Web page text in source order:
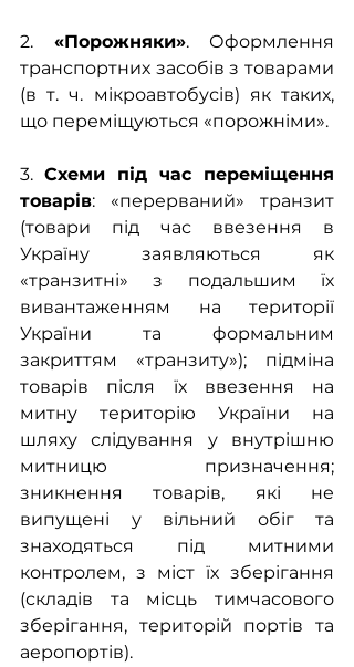
2. «Порожняки». Оформлення
транспортних засобів з товарами
(в т. ч. мікроавтобусів) як таких,
що переміщуються «порожніми».
3. Схеми під час переміщення
товарів: «перерваний» транзит
(товари під час ввезення в
Україну заявляються як
«транзитні» з подальшим їх
вивантаженням на території
України та формальним
закриттям «транзиту»); підміна
товарів після їх ввезення на
митну територію України на
шляху слідування у внутрішню
митницю призначення;
зникнення товарів, які не
випущені у вільний обіг та
знаходяться під митними
контролем, з міст їх зберігання
(складів та місць тимчасового
зберігання, територій портів та
аеропортів).